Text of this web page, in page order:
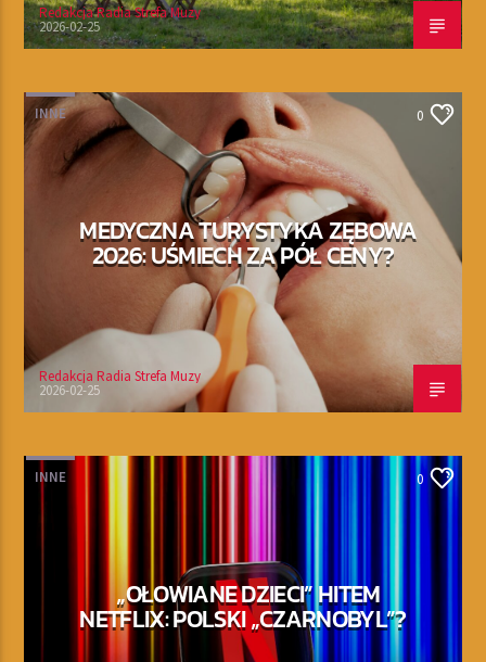
Redakcja Radia Strefa Muzy
2026-02-25
INNE 0
MEDYCZNA TURYSTYKA ZĘBOWA
2026: UŚMIECH ZA PÓŁ CENY?
Redakcja Radia Strefa Muzy
2026-02-25
INNE 0
„OŁOWIANE DZIECI” HITEM
NETFLIX: POLSKI „CZARNOBYL”?